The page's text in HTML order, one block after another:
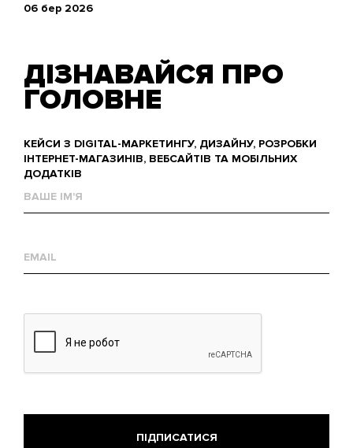
06 бер 2026
ДІЗНАВАЙСЯ ПРО
ГОЛОВНЕ
КЕЙСИ З DIGITAL-МАРКЕТИНГУ, ДИЗАЙНУ, РОЗРОБКИ
ІНТЕРНЕТ-МАГАЗИНІВ, ВЕБСАЙТІВ ТА МОБІЛЬНИХ
ДОДАТКІВ
им'я
mail